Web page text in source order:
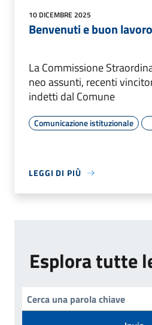
10 DICEMBRE 2025
Benvenuti e buon
La Commissione
neo assunti, recenti
indetti dal Comune
Comunicazione istituzionale
LEGGI DI PIÙ
Esplora tutte